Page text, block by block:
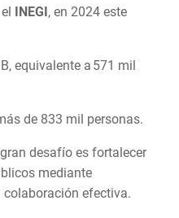
INEGI, en 2024 este
equivalente a 571 mil
de 833 mil personas.
desafío es fortalecer
mediante
efectiva.